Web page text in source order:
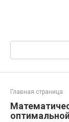
Поиск:
Главная страница